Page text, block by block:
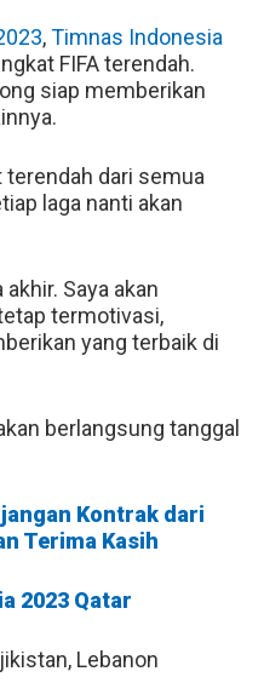
,Timnas Indonesia
FIFA terendah.
siap memberikan
dari semua
laga nanti akan
Saya akan
termotivasi,
yang terbaik di
berlangsung tanggal
Kontrak dari
Terima Kasih
2023 Qatar
Lebanon